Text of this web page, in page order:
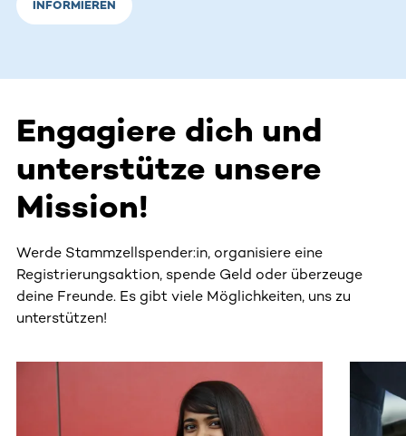
INFORMIEREN
Engagiere dich und
unterstütze unsere
Mission!
Werde Stammzellspender:in, organisiere eine
Registrierungsaktion, spende Geld oder überzeuge
deine Freunde. Es gibt viele Möglichkeiten, uns zu
unterstützen!
Dieser Bereich enthält horizontal scrollbare Inhalte.